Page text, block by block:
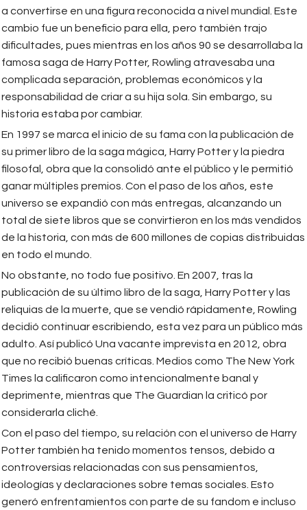
a convertirse en una figura reconocida a nivel mundial. Este
cambio fue un beneficio para ella, pero también trajo
dificultades, pues mientras en los años 90 se desarrollaba la
famosa saga de Harry Potter, Rowling atravesaba una
complicada separación, problemas económicos y la
responsabilidad de criar a su hija sola. Sin embargo, su
historia estaba por cambiar.
En 1997 se marca el inicio de su fama con la publicación de
su primer libro de la saga mágica, Harry Potter y la piedra
filosofal, obra que la consolidó ante el público y le permitió
ganar múltiples premios. Con el paso de los años, este
universo se expandió con más entregas, alcanzando un
total de siete libros que se convirtieron en los más vendidos
de la historia, con más de 600 millones de copias distribuidas
en todo el mundo.
No obstante, no todo fue positivo. En 2007, tras la
publicación de su último libro de la saga, Harry Potter y las
reliquias de la muerte, que se vendió rápidamente, Rowling
decidió continuar escribiendo, esta vez para un público más
adulto. Así publicó Una vacante imprevista en 2012, obra
que no recibió buenas críticas. Medios como The New York
Times la calificaron como intencionalmente banal y
deprimente, mientras que The Guardian la criticó por
considerarla cliché.
Con el paso del tiempo, su relación con el universo de Harry
Potter también ha tenido momentos tensos, debido a
controversias relacionadas con sus pensamientos,
ideologías y declaraciones sobre temas sociales. Esto
generó enfrentamientos con parte de su fandom e incluso